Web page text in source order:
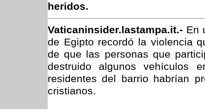
heridos.
Vaticaninsider.lastampa.it.- En
de Egipto recordó la violencia
de que las personas que
destruido algunos
residentes del barrio habrían
cristianos.